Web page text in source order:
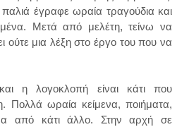
έγραφε ωραία τραγούδια και
Μετά από μελέτη, τείνω να
ούτε μια λέξη στο έργο του που να
η λογοκλοπή είναι κάτι που
Πολλά ωραία κείμενα, ποιήματα,
από κάτι άλλο. Στην αρχή σε